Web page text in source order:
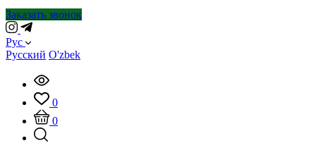
Заказать звонок
Рус
Русский O'zbek
0
0